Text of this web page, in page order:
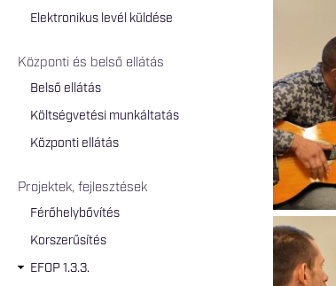
Elektronikus levél küldése
Központi és belső ellátás
Belső ellátás
Költségvetési munkáltatás
Központi ellátás
Projektek, fejlesztések
Férőhelybővítés
Korszerűsítés
EFOP 1.3.3.